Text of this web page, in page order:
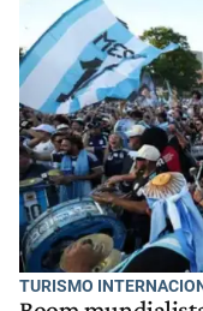
TURISMO